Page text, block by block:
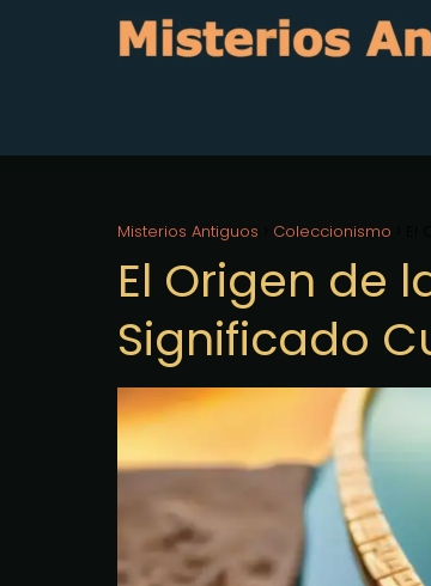
Misterios Antiguos Coleccionismo
El Origen de
Significado